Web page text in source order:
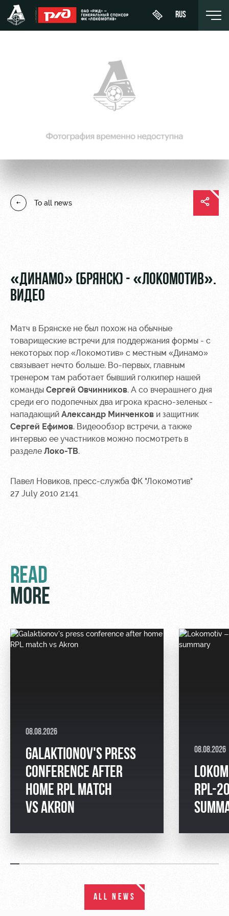
RUS
table
Coaching Stadium
About
Sponsors
Contacts
Youth
19)
Events
Hosting
Fields
rent
Space
rentals
Ice palace
Старт
Локо-Лето
Банковская
карта
«Локомотив»
Wallpapers
Loyalty
program
Parking
Информация
To all news
«ДИНАМО» (БРЯНСК) - «ЛОКОМОТИВ».
ВИДЕО
Матч в Брянске не был похож на обычные
товарищеские встречи для поддержания формы - с
некоторых пор «Локомотив» с местным «Динамо»
связывает нечто больше. Во-первых, главным
тренером там работает бывший голкипер нашей
команды Сергей Овчинников. А со вчерашнего дня
среди его подопечных два игрока красно-зеленых -
нападающий Александр Минченков и защитник
Сергей Ефимов. Видеообзор встречи, а также
интервью ее участников можно посмотреть в
разделе Локо-ТВ.
Павел Новиков, пресс-служба ФК "Локомотив"
27 July 2010 21:41
READ
MORE
08.08.2026
GALAKTIONOV'S PRESS
CONFERENCE AFTER
HOME RPL MATCH
VS AKRON
08.08.2026
RPL-
ALL NEWS